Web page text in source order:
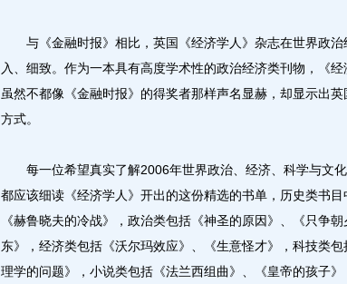
与《金融时报》相比，英国《经济学人》杂志在世界政治
入、细致。作为一本具有高度学术性的政治经济类刊物，《
虽然不都像《金融时报》的得奖者那样声名显赫，却显示出
方式。
每一位希望真实了解2006年世界政治、经济、科学与文化
都应该细读《经济学人》开出的这份精选的书单，历史类书目
《赫鲁晓夫的冷战》，政治类包括《神圣的原因》、《只争
东》，经济类包括《沃尔玛效应》、《生意怪才》，科技类
理学的问题》，小说类包括《法兰西组曲》、《皇帝的孩子